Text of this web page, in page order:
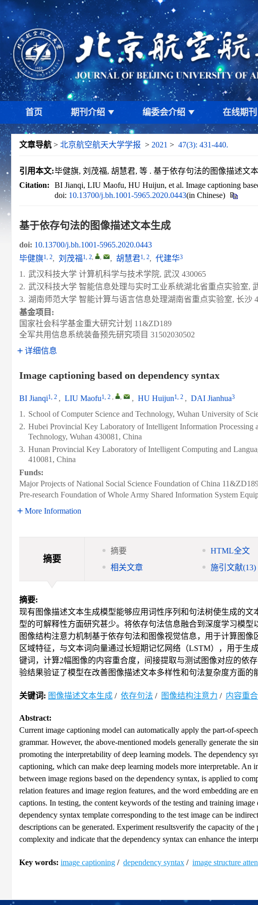
首页 期刊介绍 编委会介绍 在线期刊
文章导航 > 北京航空航天大学学报 > 2021 > 47(3): 431-440.
引用本文:毕健旗, 刘茂福, 胡慧君, 等 . 基于依存句法的图像描述文
Citation:
BI Jianqi, LIU Maofu, HU Huijun, et al. Image captioning
doi: 10.13700/j.bh.1001-5965.2020.0443(in Chinese)
基于依存句法的图像描述文本生成
doi: 10.13700/j.bh.1001-5965.2020.0443
毕健旗1, 2, 刘茂福1, 2, , , 胡慧君1, 2, 代建华3
1. 武汉科技大学 计算机科学与技术学院, 武汉 430065
2. 武汉科技大学 智能信息处理与实时工业系统湖北省重点实验室,
3. 湖南师范大学 智能计算与语言信息处理湖南省重点实验室, 长沙
基金项目:
国家社会科学基金重大研究计划 11&ZD189
全军共用信息系统装备预先研究项目 31502030502
详细信息
Image captioning based on dependency syntax
BI Jianqi1, 2 , LIU Maofu1, 2 , , , HU Huijun1, 2 , DAI Jianhua3
1. School of Computer Science and Technology, Wuhan University of
2. Hubei Provincial Key Laboratory of Intelligent Information Processing
Technology, Wuhan 430081, China
3. Hunan Provincial Key Laboratory of Intelligent Computing and
410081, China
Funds:
Major Projects of National Social Science Foundation of China
Pre-research Foundation of Whole Army Shared Information System
More Information
摘要
摘要 HTML全文
相关文章
施引文献(13)
摘要:
现有图像描述文本生成模型能够应用词性序列和句法树使生成的
型的可解释性方面研究甚少。将依存句法信息融合到深度学习模
图像结构注意力机制基于依存句法和图像视觉信息，用于计算图
区域特征，与文本词向量通过长短期记忆网络（LSTM），用于
键词，计算2幅图像的内容重合度，间接提取与测试图像对应的依
验结果验证了模型在改善图像描述文本多样性和句法复杂度方面
关键词: 图像描述文本生成 / 依存句法 / 图像结构注意力 / 内容重
Abstract:
Current image captioning model can automatically apply the part-of-
grammar. However, the above-mentioned models generally generate the
promoting the interpretability of deep learning models. The dependency
captioning, which can make deep learning models more interpretable. An
between image regions based on the dependency syntax, is applied to
relation features and image region features, and the word embedding
captions. In testing, the content keywords of the testing and training
dependency syntax template corresponding to the test image can be
descriptions can be generated. Experiment resultsverify the capacity of
complexity and indicate that the dependency syntax can enhance the
Key words: image captioning / dependency syntax / image structure